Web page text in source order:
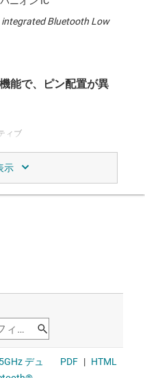
Bluetooth Low
能で、ピン配置が異
と 5GHz) Wi-Fi® 6
ニオン モジュール
と 5GHz) Wi-Fi 6 コ
based on CC3350